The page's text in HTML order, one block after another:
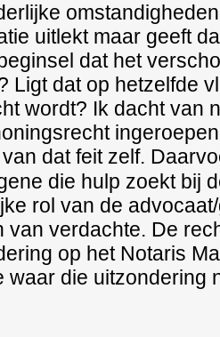
uitlekt maar geeft
dat het
Ligt dat op hetzelfde
wordt? Ik dacht van
dat feit zelf.
die hulp zoekt bij
rol van de
van verdachte. De
op het Notaris
waar die uitzondering